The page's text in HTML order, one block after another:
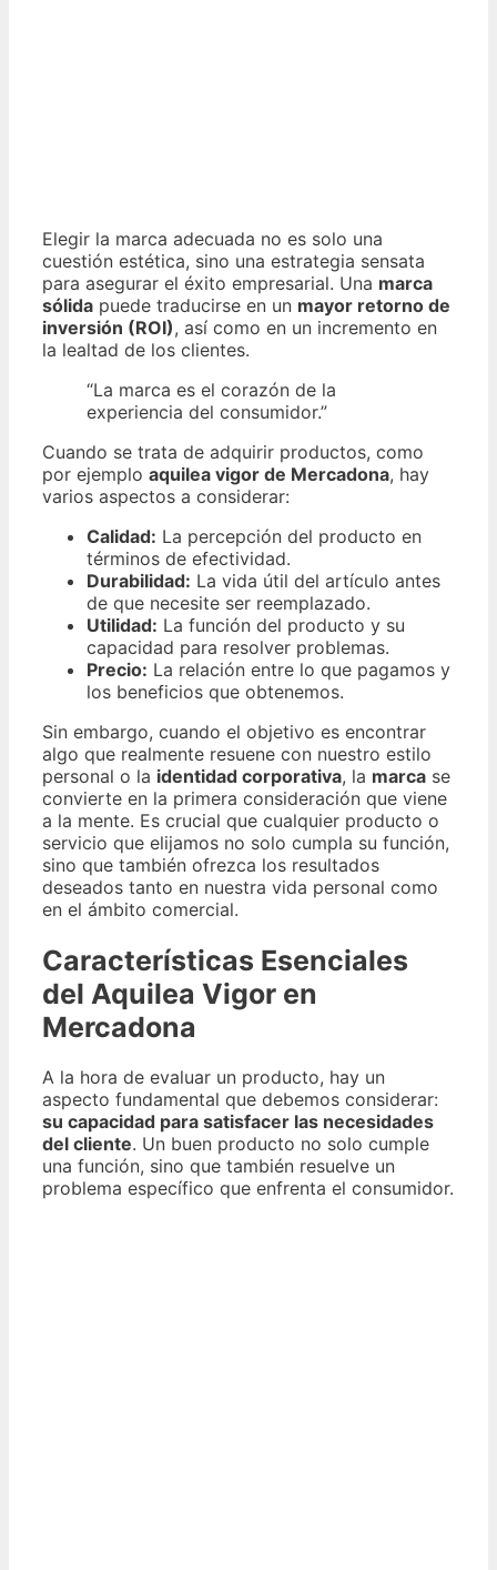
Elegir la marca adecuada no es solo una
cuestión estética, sino una estrategia sensata
para asegurar el éxito empresarial. Una marca
sólida puede traducirse en un mayor retorno de
inversión (ROI), así como en un incremento en
la lealtad de los clientes.
“La marca es el corazón de la
experiencia del consumidor.”
Cuando se trata de adquirir productos, como
por ejemplo aquilea vigor de Mercadona, hay
varios aspectos a considerar:
Calidad: La percepción del producto en
términos de efectividad.
Durabilidad: La vida útil del artículo antes
de que necesite ser reemplazado.
Utilidad: La función del producto y su
capacidad para resolver problemas.
Precio: La relación entre lo que pagamos y
los beneficios que obtenemos.
Sin embargo, cuando el objetivo es encontrar
algo que realmente resuene con nuestro estilo
personal o la identidad corporativa, la marca se
convierte en la primera consideración que viene
a la mente. Es crucial que cualquier producto o
servicio que elijamos no solo cumpla su función,
sino que también ofrezca los resultados
deseados tanto en nuestra vida personal como
en el ámbito comercial.
Características Esenciales
del Aquilea Vigor en
Mercadona
A la hora de evaluar un producto, hay un
aspecto fundamental que debemos considerar:
su capacidad para satisfacer las necesidades
del cliente. Un buen producto no solo cumple
una función, sino que también resuelve un
problema específico que enfrenta el consumidor.